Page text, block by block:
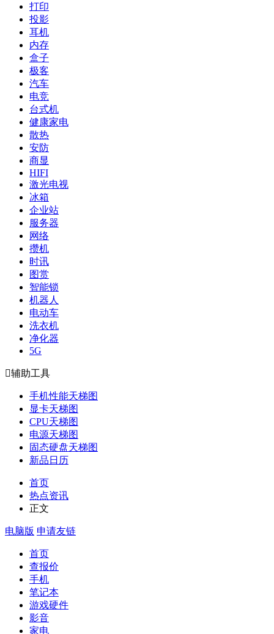
打印
投影
耳机
内存
盒子
极客
汽车
电竞
台式机
健康家电
散热
安防
商显
HIFI
激光电视
冰箱
企业站
服务器
网络
攒机
时讯
图赏
智能锁
机器人
电动车
洗衣机
净化器
5G
辅助工具
手机性能天梯图
显卡天梯图
CPU天梯图
电源天梯图
固态硬盘天梯图
新品日历
首页
热点资讯
正文
电脑版 申请友链
首页
查报价
手机
笔记本
游戏硬件
影音
家电